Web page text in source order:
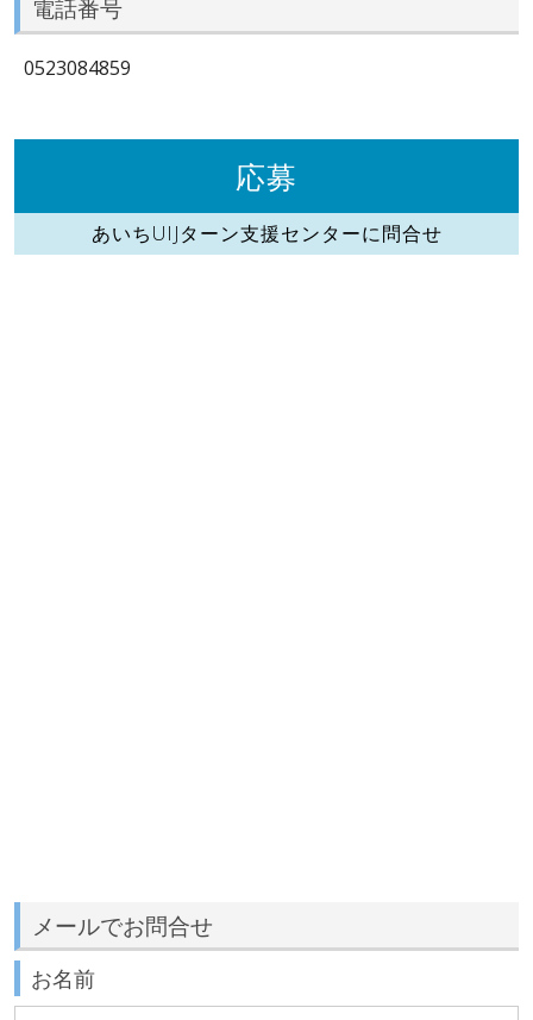
電話番号
0523084859
応募
あいちUIJターン支援センターに問合せ
メールでお問合せ
お名前